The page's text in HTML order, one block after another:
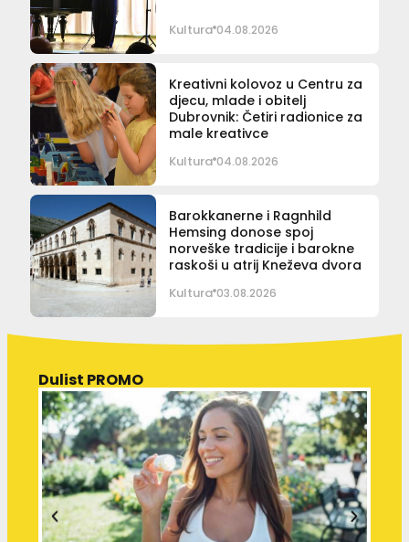
Kultura 04.08.2026
Kreativni kolovoz u Centru za
djecu, mlade i obitelj
Dubrovnik: Četiri radionice za
male kreativce
Kultura 04.08.2026
Barokkanerne i Ragnhild
Hemsing donose spoj
norveške tradicije i barokne
raskoši u atrij Kneževa dvora
Kultura 03.08.2026
Dulist PROMO